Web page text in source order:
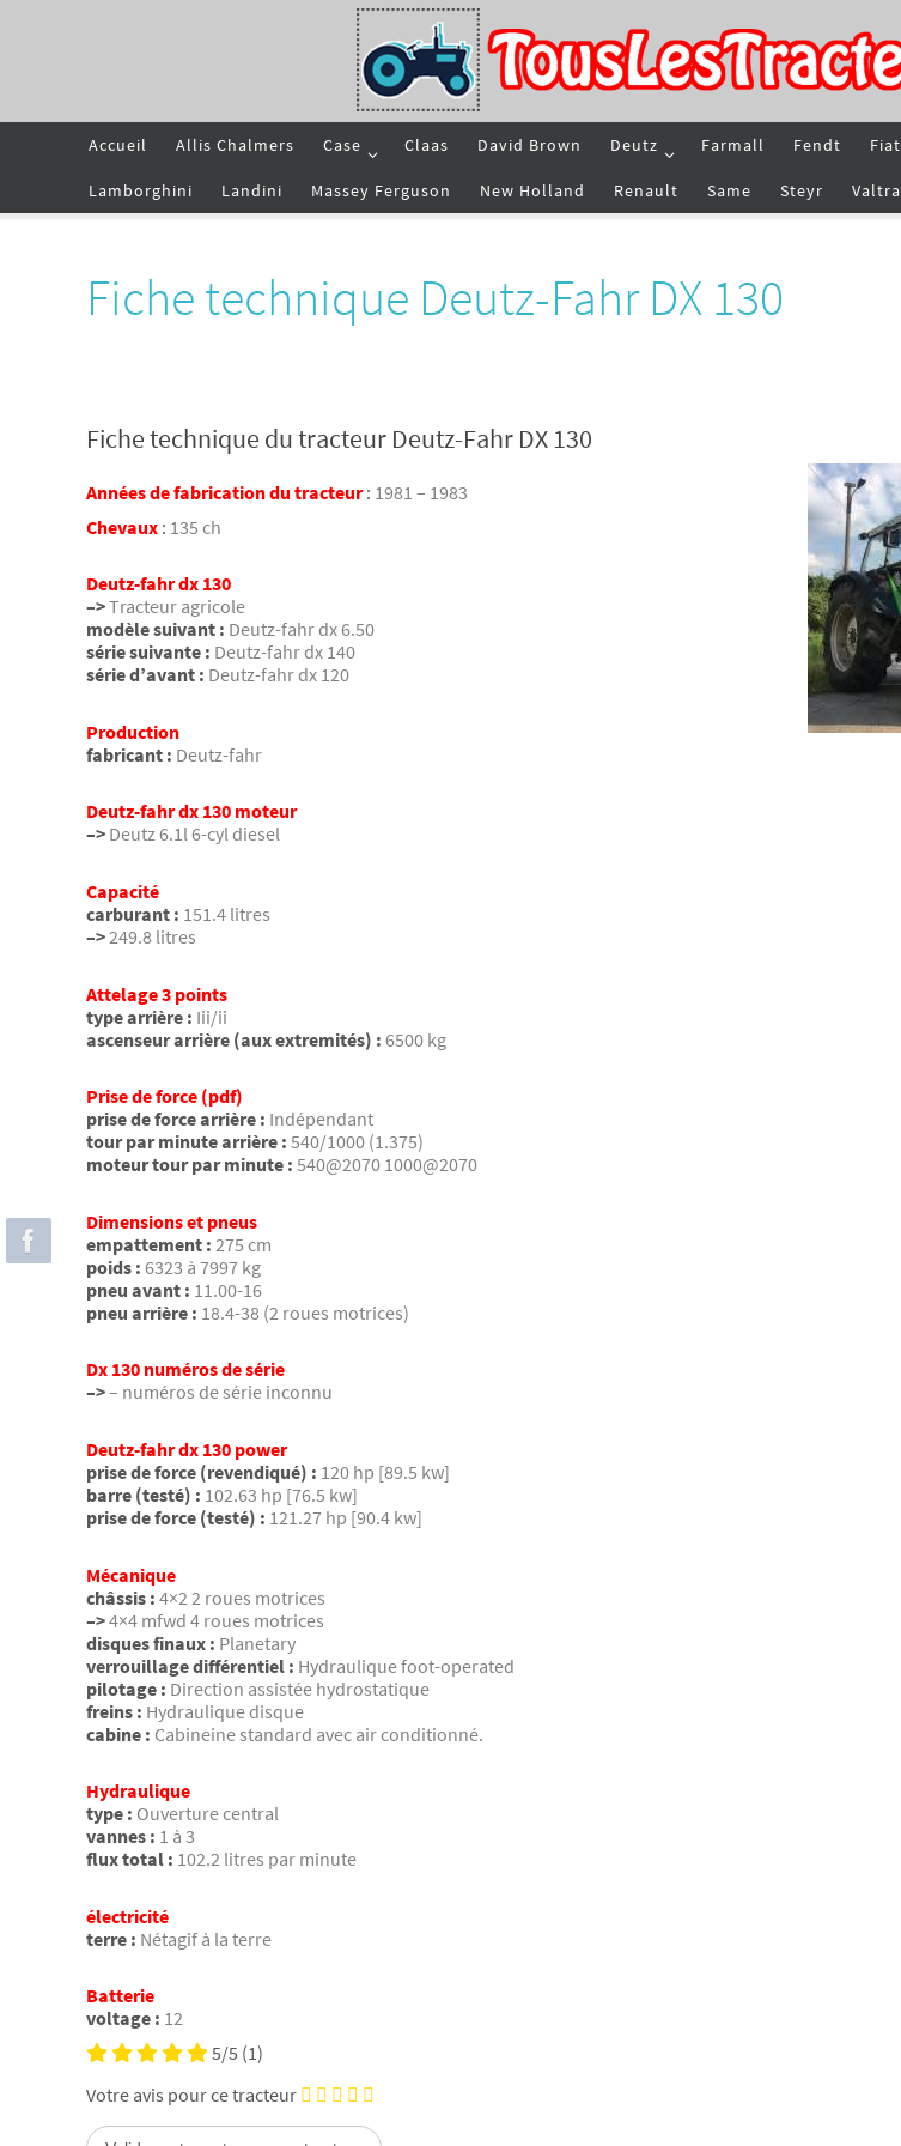
Accueil Allis Chalmers Case Claas David Brown Deutz Farmall Fendt Fiat
Lamborghini Landini Massey Ferguson New Holland Renault Same Steyr Valtra
Fiche technique Deutz-Fahr DX 130
Fiche technique du tracteur Deutz-Fahr DX 130
Années de fabrication du tracteur: 1981 – 1983
Chevaux : 135 ch
Deutz-fahr dx 130
–>Tracteur agricole
modèle suivant : Deutz-fahr dx 6.50
série suivante : Deutz-fahr dx 140
série d’avant : Deutz-fahr dx 120
Production
fabricant : Deutz-fahr
Deutz-fahr dx 130 moteur
–> Deutz 6.1l 6-cyl diesel
Capacité
carburant : 151.4 litres
–> 249.8 litres
Attelage 3 points
type arrière : Iii/ii
ascenseur arrière (aux extremités) : 6500 kg
Prise de force (pdf)
prise de force arrière : Indépendant
tour par minute arrière : 540/1000 (1.375)
moteur tour par minute : 540@2070 1000@2070
Dimensions et pneus
empattement : 275 cm
poids : 6323 à 7997 kg
pneu avant : 11.00-16
pneu arrière : 18.4-38 (2 roues motrices)
Dx 130 numéros de série
–>– numéros de série inconnu
Deutz-fahr dx 130 power
prise de force (revendiqué) : 120 hp [89.5 kw]
barre (testé) : 102.63 hp [76.5 kw]
prise de force (testé) : 121.27 hp [90.4 kw]
Mécanique
châssis : 4×2 2 roues motrices
–>4×4 mfwd 4 roues motrices
disques finaux : Planetary
verrouillage différentiel : Hydraulique foot-operated
pilotage : Direction assistée hydrostatique
freins : Hydraulique disque
cabine : Cabineine standard avec air conditionné.
Hydraulique
type : Ouverture central
vannes : 1 à 3
flux total : 102.2 litres par minute
électricité
terre : Nétagif à la terre
Batterie
voltage : 12
5/5 (1)
Votre avis pour ce tracteur